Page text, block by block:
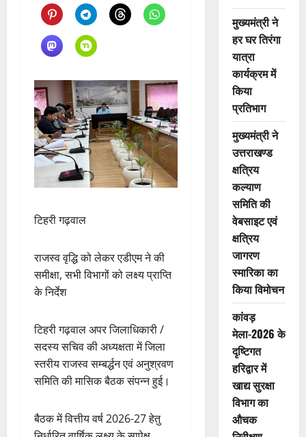
टिहरी गढ़वाल
राजस्व वृद्धि को लेकर एडीएम ने की
समीक्षा, सभी विभागों को लक्ष्य प्राप्ति
के निर्देश
टिहरी गढ़वाल अपर जिलाधिकारी /
सदस्य सचिव की अध्यक्षता में जिला
स्तरीय राजस्व सम्बर्द्धन एवं अनुश्रवण
समिति की मासिक बैठक संपन्न हुई।
बैठक में वित्तीय वर्ष 2026-27 हेतु
मुख्यमंत्री ने
हर घर तिरंगा
यात्रा
कार्यक्रम में
किया
प्रतिभाग
मुख्यमंत्री ने
उत्तराखण्ड
क्षत्रिय
कल्याण
समिति की
वेबसाइट एवं
क्षत्रिय
जागरण
स्मारिका का
किया विमोचन
कांवड़
मेला-2026 के
दृष्टिगत
हरिद्वार में
खाद्य सुरक्षा
विभाग का
औचक